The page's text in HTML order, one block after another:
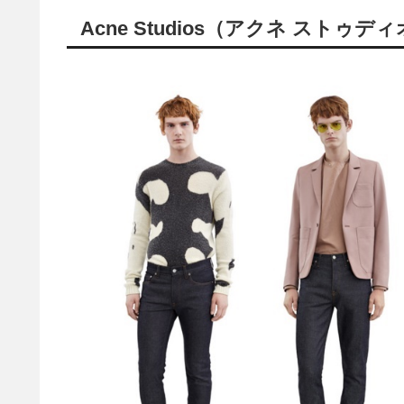
Acne Studios（アクネ ストゥディ